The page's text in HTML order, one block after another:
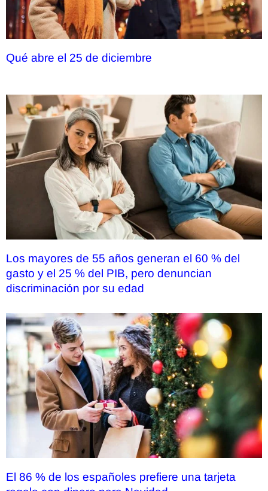
Qué abre el 25 de diciembre
Los mayores de 55 años generan el 60 % del
gasto y el 25 % del PIB, pero denuncian
discriminación por su edad
El 86 % de los españoles prefiere una tarjeta